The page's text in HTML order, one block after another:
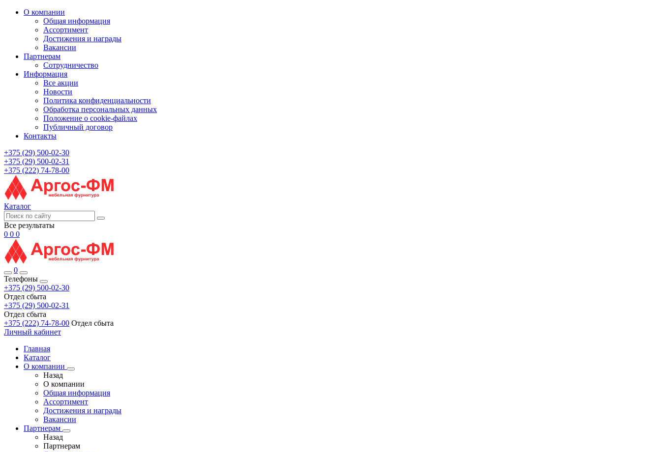
О компании
Общая информация
Ассортимент
Достижения и награды
Вакансии
Партнерам
Сотрудничество
Информация
Все акции
Новости
Политика конфиденциальности
Обработка персональных данных
Положение о cookie-файлах
Публичный договор
Контакты
+375 (29) 500-02-30
+375 (29) 500-02-31
+375 (222) 74-78-00
Каталог
Все результаты
0 0 0
0
Телефоны
+375 (29) 500-02-30
Отдел сбыта
+375 (29) 500-02-31
Отдел сбыта
+375 (222) 74-78-00 Отдел сбыта
Личный кабинет
Главная
Каталог
О компании
Назад
О компании
Общая информация
Ассортимент
Достижения и награды
Вакансии
Партнерам
Назад
Партнерам